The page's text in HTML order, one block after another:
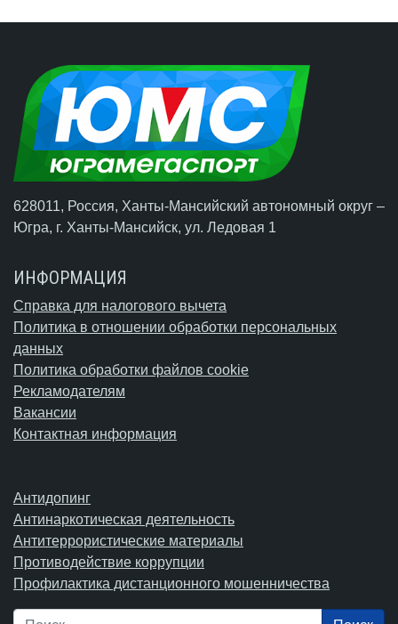
628011, Россия, Ханты-Мансийский автономный округ –
Югра, г. Ханты-Мансийск, ул. Ледовая 1
ИНФОРМАЦИЯ
Справка для налогового вычета
Политика в отношении обработки персональных
данных
Политика обработки файлов cookie
Рекламодателям
Вакансии
Контактная информация
Антидопинг
Антинаркотическая деятельность
Антитеррористические материалы
Противодействие коррупции
Профилактика дистанционного мошенничества
Поиск